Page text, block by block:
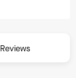
Reviews